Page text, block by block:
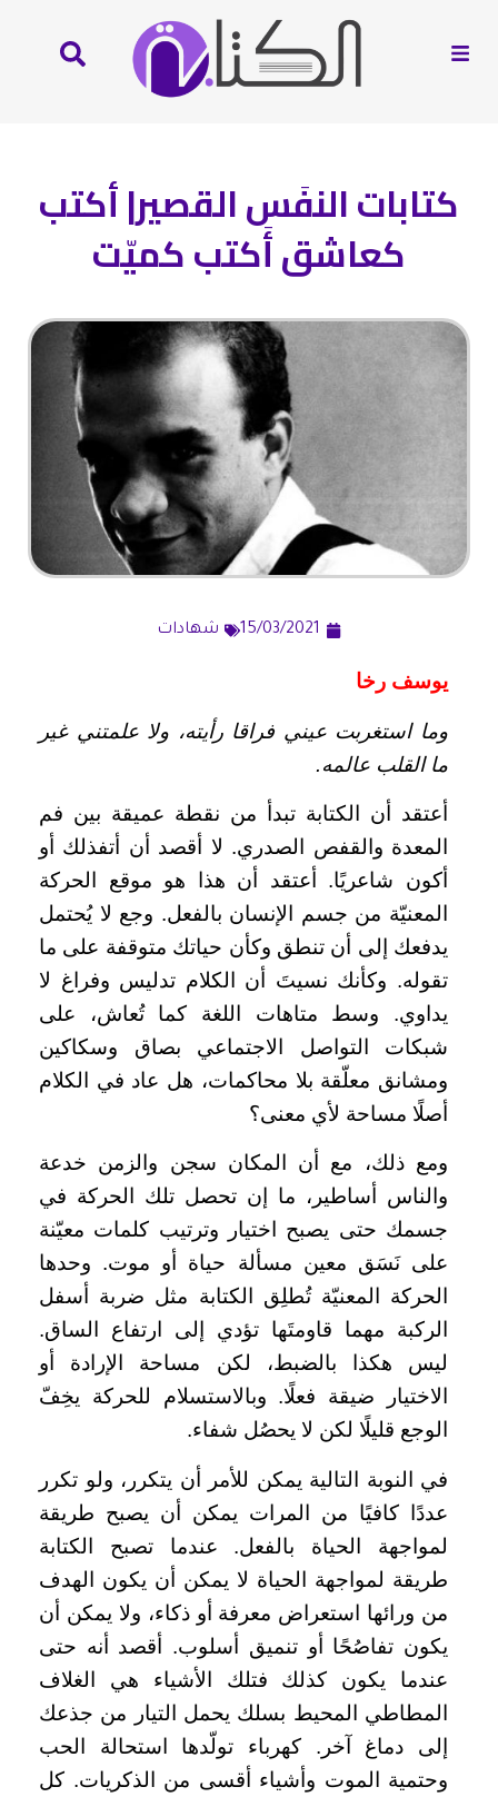
كتابات النفَس القصير| أكتب
كعاشق أَكتب كميّت
15/03/2021 شهادات
يوسف رخا
وما استغربت عيني فراقا رأيته، ولا علمتني غير
ما القلب عالمه.
أعتقد أن الكتابة تبدأ من نقطة عميقة بين فم
المعدة والقفص الصدري. لا أقصد أن أتفذلك أو
أكون شاعريًا. أعتقد أن هذا هو موقع الحركة
المعنيّة من جسم الإنسان بالفعل. وجع لا يُحتمل
يدفعك إلى أن تنطق وكأن حياتك متوقفة على ما
تقوله. وكأنك نسيتَ أن الكلام تدليس وفراغ لا
يداوي. وسط متاهات اللغة كما تُعاش، على
شبكات التواصل الاجتماعي بصاق وسكاكين
ومشانق معلّقة بلا محاكمات، هل عاد في الكلام
أصلًا مساحة لأي معنى؟
ومع ذلك، مع أن المكان سجن والزمن خدعة
والناس أساطير، ما إن تحصل تلك الحركة في
جسمك حتى يصبح اختيار وترتيب كلمات معيّنة
على نَسَق معين مسألة حياة أو موت. وحدها
الحركة المعنيّة تُطلِق الكتابة مثل ضربة أسفل
الركبة مهما قاومتَها تؤدي إلى ارتفاع الساق.
ليس هكذا بالضبط، لكن مساحة الإرادة أو
الاختيار ضيقة فعلًا. وبالاستسلام للحركة يخِفّ
الوجع قليلًا لكن لا يحصُل شفاء.
في النوبة التالية يمكن للأمر أن يتكرر، ولو تكرر
عددًا كافيًا من المرات يمكن أن يصبح طريقة
لمواجهة الحياة بالفعل. عندما تصبح الكتابة
طريقة لمواجهة الحياة لا يمكن أن يكون الهدف
من ورائها استعراض معرفة أو ذكاء، ولا يمكن أن
يكون تفاصُحًا أو تنميق أسلوب. أقصد أنه حتى
عندما يكون كذلك فتلك الأشياء هي الغلاف
المطاطي المحيط بسلك يحمل التيار من جذعك
إلى دماغ آخر. كهرباء تولّدها استحالة الحب
وحتمية الموت وأشياء أقسى من الذكريات. كل